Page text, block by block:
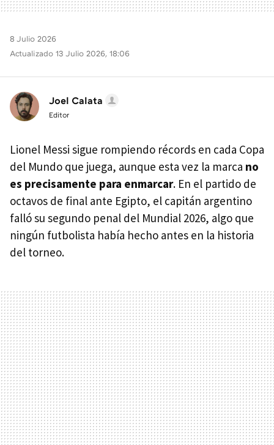
8 Julio 2026
Actualizado 13 Julio 2026, 18:06
Joel Calata
Editor
Lionel Messi sigue rompiendo récords en cada Copa
del Mundo que juega, aunque esta vez la marca no
es precisamente para enmarcar. En el partido de
octavos de final ante Egipto, el capitán argentino
falló su segundo penal del Mundial 2026, algo que
ningún futbolista había hecho antes en la historia
del torneo.